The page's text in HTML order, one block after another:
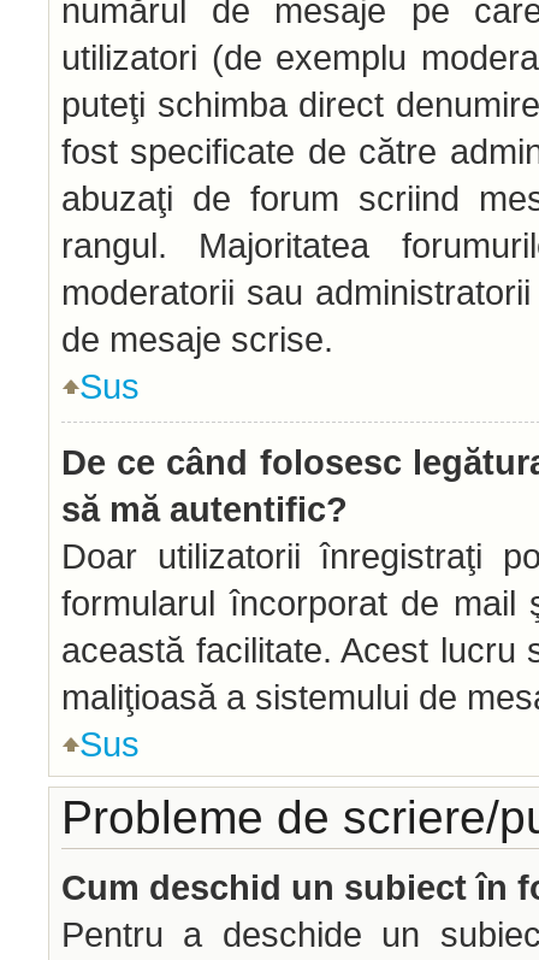
numărul de mesaje pe
utilizatori (de exemplu
puteţi schimba direct
fost specificate de către
abuzaţi de forum scriind
rangul. Majoritatea
moderatorii sau
de mesaje scrise.
Sus
De ce când folosesc
să mă autentific?
Doar utilizatorii înregistraţi
formularul încorporat de mail
această facilitate. Acest lucru
maliţioasă a sistemului de
Sus
Probleme de scriere/
Cum deschid un subiect în
Pentru a deschide un